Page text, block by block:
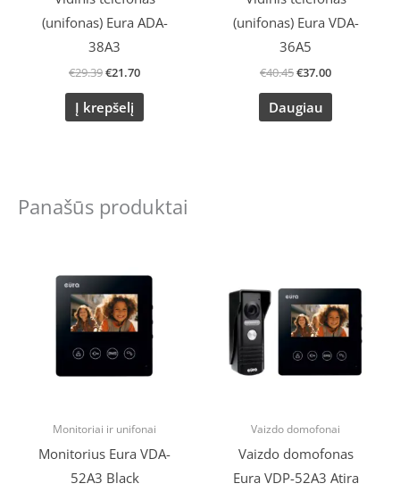
(unifonas) Eura ADA-
38A3
€29.39€21.70
Į krepšelį
(unifonas) Eura VDA-
36A5
€40.45€37.00
Daugiau
Panašūs produktai
Monitoriai ir unifonai
Monitorius Eura VDA-
52A3 Black
Vaizdo domofonai
Vaizdo domofonas
Eura VDP-52A3 Atira
€121.35.€101.00.